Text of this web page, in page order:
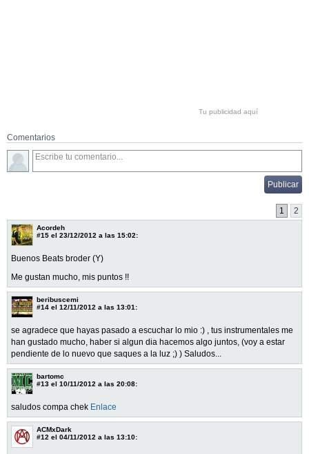
Tu publicidad aquí
Comentarios
1 2
Acordeh
#15 el 23/12/2012 a las 15:02:
Buenos Beats broder (Y)
Me gustan mucho, mis puntos !!
beribuscemi
#14 el 12/11/2012 a las 13:01:
se agradece que hayas pasado a escuchar lo mio :) , tus instrumentales me
han gustado mucho, haber si algun dia hacemos algo juntos, (voy a estar
pendiente de lo nuevo que saques a la luz ;) ) Saludos...
bartomc
#13 el 10/11/2012 a las 20:08:
saludos compa chek Enlace
ACMxDark
#12 el 04/11/2012 a las 13:10: